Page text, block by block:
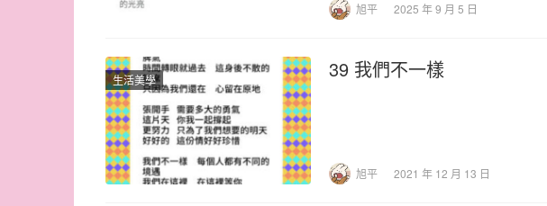
旭平 2025 年 9 月 5 日
生活美學 39 我們不一樣
旭平 2021 年 12 月 13 日